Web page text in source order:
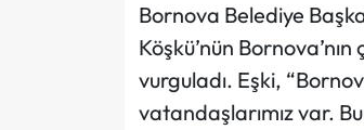
Bornova Belediye
Köşkü’nün
vurguladı. Eşki,
vatandaşlarımız var.